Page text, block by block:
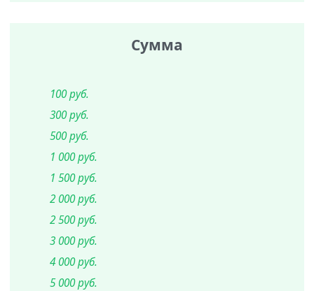
Сумма
100 руб.
300 руб.
500 руб.
1 000 руб.
1 500 руб.
2 000 руб.
2 500 руб.
3 000 руб.
4 000 руб.
5 000 руб.